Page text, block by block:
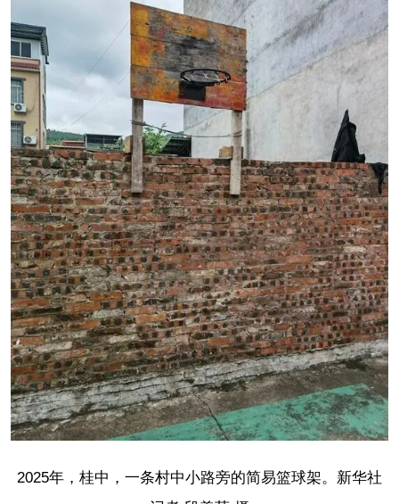
2025年，桂中，一条村中小路旁的简易篮球架。新华社